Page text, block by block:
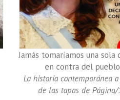
Jamás tomaríamos una sola
en contra del pueblo
La historia contemporánea
de las tapas de